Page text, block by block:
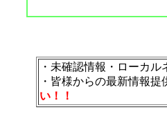
・未確認情報・ローカル
・皆様からの最新情報
い！！